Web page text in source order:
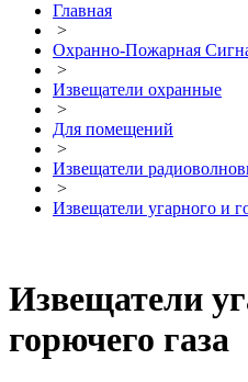
Главная
>
Охранно-Пожарная
>
Извещатели охранные
>
Для помещений
>
Извещатели
>
Извещатели угарного и
Извещатели
горючего газа